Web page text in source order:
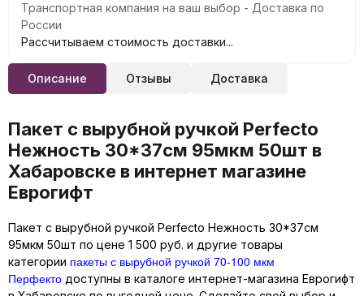
Транспортная компания на ваш выбор - Доставка по
России
Рассчитываем стоимость доставки...
Описание Отзывы Доставка
Пакет с вырубной ручкой Perfecto
Нежность 30*37см 95мкм 50шт в
Хабаровске в интернет магазине
Еврогифт
Пакет с вырубной ручкой Perfecto Нежность 30*37см
95мкм 50шт по цене 1 500 руб. и другие товары
категории пакеты с вырубной ручкой 70-100 мкм
Перфекто доступны в каталоге интернет-магазина Еврогифт